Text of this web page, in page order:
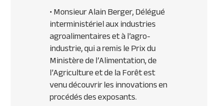
• Monsieur Alain Berger, Délégué
interministériel aux industries
agroalimentaires et à l’agro-
industrie, qui a remis le Prix du
Ministère de l’Alimentation, de
l’Agriculture et de la Forêt est
venu découvrir les innovations en
procédés des exposants.